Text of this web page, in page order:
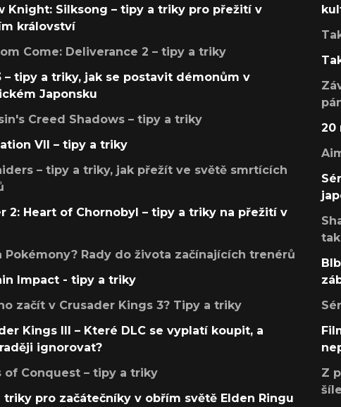
Knight: Silksong – tipy a triky pro přežití v
království
Come: Deliverance 2 – tipy a triky
– tipy a triky, jak se postavit démonům v
Japonsku
Creed Shadows – tipy a triky
VII – tipy a triky
– tipy a triky, jak přežít ve světě smrtících
2: Heart of Chornobyl – tipy a triky na přežití v
Pokémony? Rady do života začínajících trenérů
Impact - tipy a triky
začít v Crusader Kings 3? Tipy a triky
Kings III – Které DLC se vyplatí koupit, a
ignorovat?
of Conquest – tipy a triky
triky pro začátečníky v obřím světě Elden Ringu
20
Z